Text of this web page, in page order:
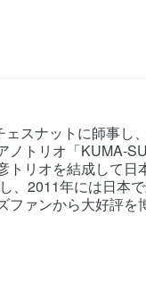
スナットに師事し
ノトリオ「KUMA-
トリオを結成して
、2011年には日本
ファンから大好評